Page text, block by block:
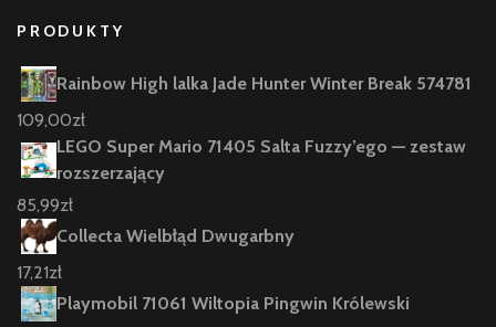
PRODUKTY
Rainbow High lalka Jade Hunter Winter Break 574781
109,00zł
LEGO Super Mario 71405 Salta Fuzzy’ego — zestaw
rozszerzający
85,99zł
Collecta Wielbłąd Dwugarbny
17,21zł
Playmobil 71061 Wiltopia Pingwin Królewski